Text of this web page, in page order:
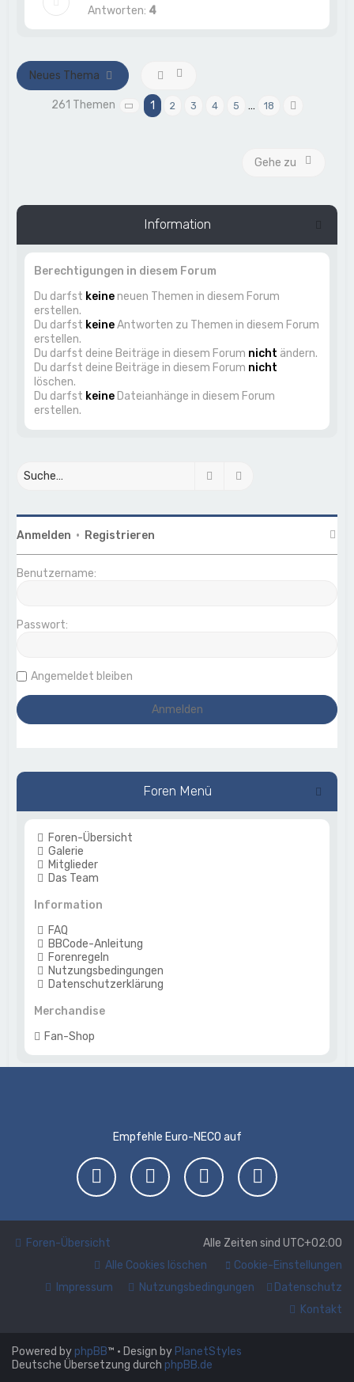
Antworten: 4
Neues Thema
261 Themen Seite von18
1 2 3 4 5 … 18
Gehe zu
Information
Berechtigungen in diesem Forum
Du darfst keineneuen Themen in diesem Forum
erstellen.
Du darfst keineAntworten zu Themen in diesem Forum
erstellen.
Du darfst deine Beiträge in diesem Forum nicht ändern.
Du darfst deine Beiträge in diesem Forum nicht
löschen.
Du darfst keine Dateianhänge in diesem Forum
erstellen.
Suche
Anmelden • Registrieren
Benutzername:
Passwort:
Angemeldet bleiben
Foren Menü
Foren-Übersicht
Galerie
Mitglieder
Das Team
Information
FAQ
BBCode-Anleitung
Forenregeln
Nutzungsbedingungen
Datenschutzerklärung
Merchandise
Fan-Shop
Empfehle Euro-NECO auf
Foren-Übersicht Alle Zeiten sind UTC+02:00
Cookie-Einstellungen
Alle Cookies löschen
Datenschutz
Nutzungsbedingungen
Impressum
Kontakt
Powered by phpBB™ • Design by PlanetStyles
Deutsche Übersetzung durch phpBB.de